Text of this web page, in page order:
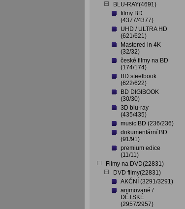
BLU-RAY(4691)
filmy BD
(4377/4377)
UHD / ULTRA HD
(621/621)
Mastered in 4K
(32/32)
české filmy na BD
(174/174)
BD steelbook
(622/622)
BD DIGIBOOK
(30/30)
3D blu-ray
(435/435)
music BD (236/236)
dokumentární BD
(91/91)
premium edice
(11/11)
Filmy na DVD(22831)
DVD filmy(22831)
AKČNÍ (3291/3291)
animované /
DĚTSKÉ
(2957/2957)